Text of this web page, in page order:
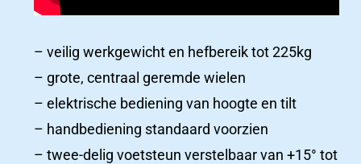
– veilig werkgewicht en hefbereik tot 225kg
– grote, centraal geremde wielen
– elektrische bediening van hoogte en tilt
– handbediening standaard voorzien
– twee-delig voetsteun verstelbaar van +15° tot
ziekenhuizen
Ziekenhuizen
Productcatalogus